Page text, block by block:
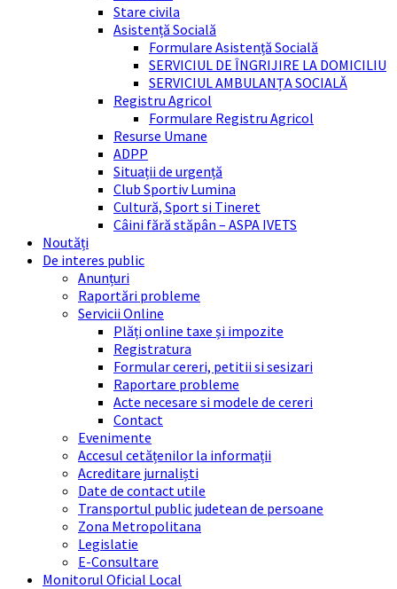
Stare civila
Asistență Socială
Formulare Asistență Socială
SERVICIUL DE ÎNGRIJIRE LA DOMICILIU
SERVICIUL AMBULANȚA SOCIALĂ
Registru Agricol
Formulare Registru Agricol
Resurse Umane
ADPP
Situații de urgență
Club Sportiv Lumina
Cultură, Sport si Tineret
Câini fără stăpân – ASPA IVETS
Noutăți
De interes public
Anunțuri
Raportări probleme
Servicii Online
Plăți online taxe și impozite
Registratura
Formular cereri, petitii si sesizari
Raportare probleme
Acte necesare si modele de cereri
Contact
Evenimente
Accesul cetățenilor la informații
Acreditare jurnaliști
Date de contact utile
Transportul public judetean de persoane
Zona Metropolitana
Legislatie
E-Consultare
Monitorul Oficial Local